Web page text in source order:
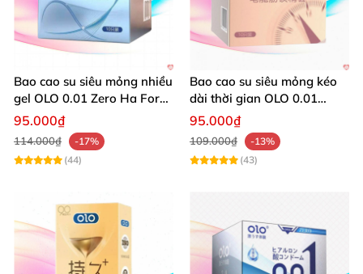
Bao cao su siêu mỏng nhiều
gel OLO 0.01 Zero Ha For
Man 10 cái
95.000₫
114.000₫
-17%
(44)
Bao cao su siêu mỏng kéo
dài thời gian OLO 0.01
Performa 10 cái
95.000₫
109.000₫
-13%
(43)